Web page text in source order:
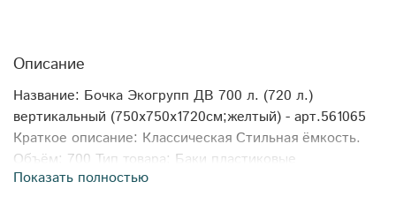
Описание
Название: Бочка Экогрупп ДВ 700 л. (720 л.)
вертикальный (750x750x1720см;желтый) - арт.561065
Краткое описание: Классическая Стильная ёмкость.
Объём: 700 Тип товара: Баки пластиковые
вертикальные Формфактор: вертикальный
Показать полностью